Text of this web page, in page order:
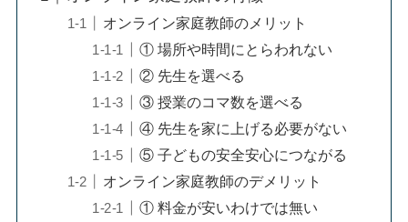
オンライン家庭教師のメリット
① 場所や時間にとらわれない
② 先生を選べる
③ 授業のコマ数を選べる
④ 先生を家に上げる必要がない
⑤ 子どもの安全安心につながる
オンライン家庭教師のデメリット
① 料金が安いわけでは無い